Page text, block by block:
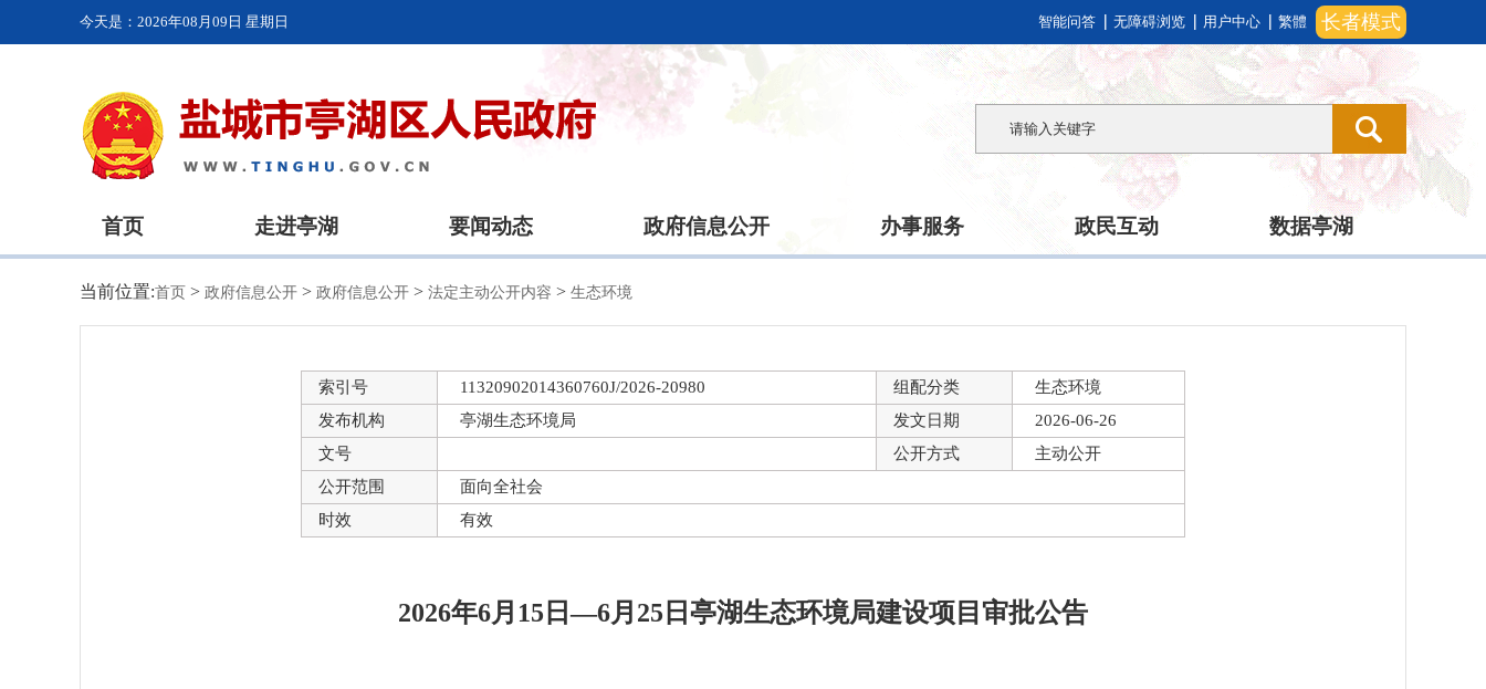
今天是： 2026年08月09日 星期日 智能问答 无障碍浏览 用户中心 繁體 长者模式
首页 走进亭湖 要闻动态 政府信息公开 办事服务 政民互动 数据亭湖
当前位置:首页 > 政府信息公开 > 政府信息公开 > 法定主动公开内容 > 生态环境
索引号 11320902014360760J/2026-20980 组配分类
生态环境
发布机构
亭湖生态环境局 发文日期
2026-06-26
文号
公开方式
主动公开
公开范围
面向全社会
时效
有效
2026年6月15日—6月25日亭湖生态环境局建设项目审批公告